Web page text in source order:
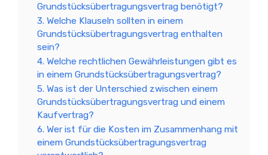
Grundstücksübertragungsvertrag benötigt?
3. Welche Klauseln sollten in einem
Grundstücksübertragungsvertrag enthalten
sein?
4. Welche rechtlichen Gewährleistungen gibt es
in einem Grundstücksübertragungsvertrag?
5. Was ist der Unterschied zwischen einem
Grundstücksübertragungsvertrag und einem
Kaufvertrag?
6. Wer ist für die Kosten im Zusammenhang mit
einem Grundstücksübertragungsvertrag